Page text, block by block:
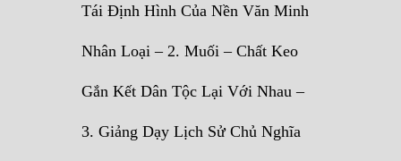
Tái Định Hình Của Nền Văn Minh
Nhân Loại – 2. Muối – Chất Keo
Gắn Kết Dân Tộc Lại Với Nhau –
3. Giảng Dạy Lịch Sử Chủ Nghĩa